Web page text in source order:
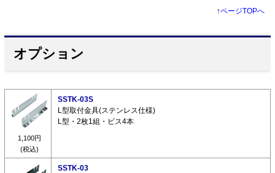
↑ページTOPへ
オプション
1,100円
(税込)
SSTK-03S
L型取付金具(ステンレス仕様)
L型・2枚1組・ビス4本
SSTK-03